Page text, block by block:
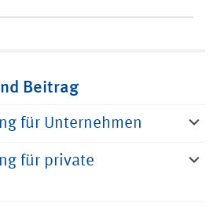
Beitrag
für Unternehmen
für private